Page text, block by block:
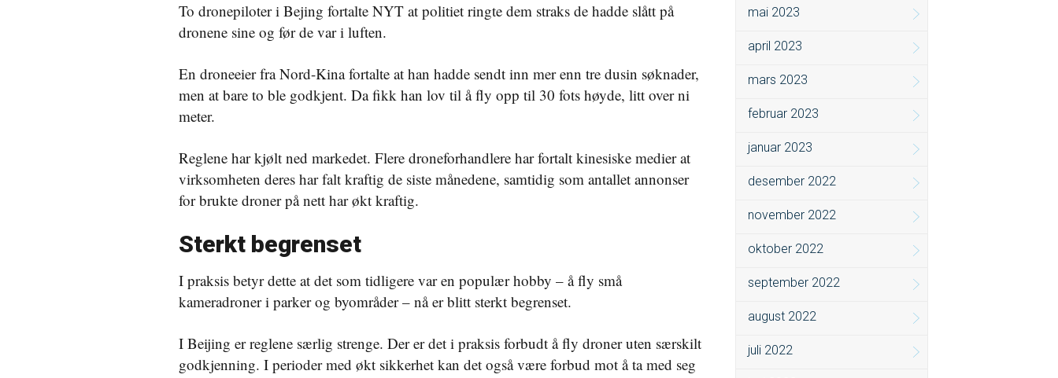
To dronepiloter i Bejing fortalte NYT at politiet ringte dem straks de hadde slått på
dronene sine og før de var i luften.
En droneeier fra Nord-Kina fortalte at han hadde sendt inn mer enn tre dusin søknader,
men at bare to ble godkjent. Da fikk han lov til å fly opp til 30 fots høyde, litt over ni
meter.
Reglene har kjølt ned markedet. Flere droneforhandlere har fortalt kinesiske medier at
virksomheten deres har falt kraftig de siste månedene, samtidig som antallet annonser
for brukte droner på nett har økt kraftig.
Sterkt begrenset
I praksis betyr dette at det som tidligere var en populær hobby – å fly små
kameradroner i parker og byområder – nå er blitt sterkt begrenset.
I Beijing er reglene særlig strenge. Der er det i praksis forbudt å fly droner uten særskilt
godkjenning. I perioder med økt sikkerhet kan det også være forbud mot å ta med seg
mai 2023
april 2023
mars 2023
februar 2023
januar 2023
desember 2022
november 2022
oktober 2022
september 2022
august 2022
juli 2022